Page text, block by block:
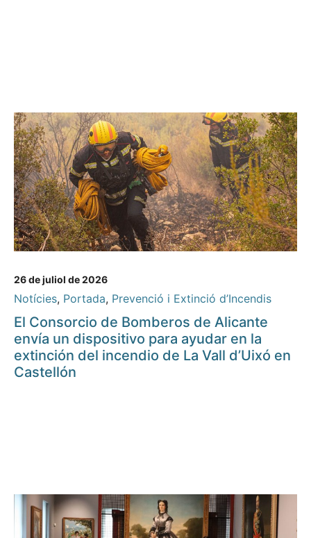
26 de juliol de 2026
Notícies, Portada, Prevenció i Extinció d’Incendis
El Consorcio de Bomberos de Alicante
envía un dispositivo para ayudar en la
extinción del incendio de La Vall d’Uixó en
Castellón